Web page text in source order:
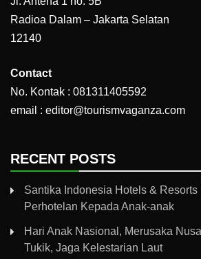
Radioa Dalam – Jakarta Selatan
12140
Contact
No. Kontak : 081311405592
email : editor@tourismvaganza.com
RECENT POSTS
Santika Indonesia Hotels &
Perhotelan Kepada Anak-anak
Hari Anak Nasional, Merusaka
Tukik, Jaga Kelestarian Laut